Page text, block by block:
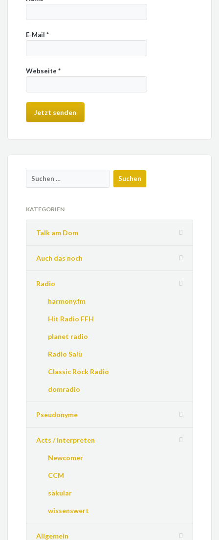
E-Mail*
Webseite*
KATEGORIEN
Talk am Dom
Auch das noch
Radio
harmony.fm
Hit Radio FFH
planet radio
Radio Salü
Classic Rock Radio
domradio
Pseudonyme
Acts / Interpreten
Newcomer
CCM
säkular
wissenswert
Allgemein